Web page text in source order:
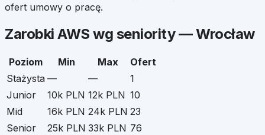
ofert umowy o pracę.
ZarobkiAWS wg seniority —Wrocław
Poziom Min Max
Ofert
Stażysta — —
1
Junior
10k PLN 12k PLN 10
Mid
16k PLN 24k PLN 23
Senior
25k PLN 33k PLN 76